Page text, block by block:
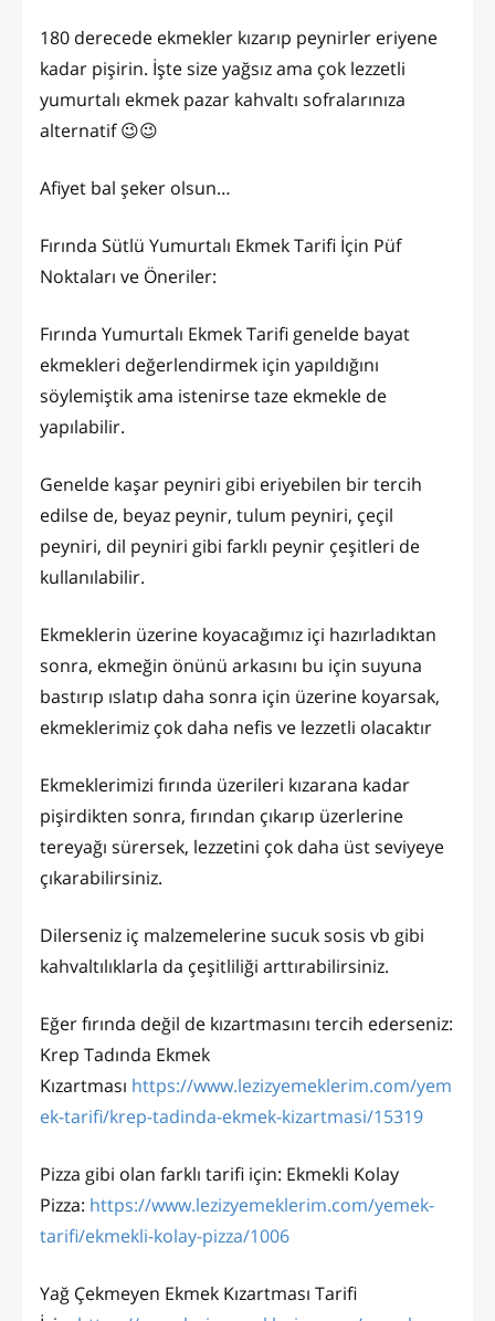
180 derecede ekmekler kızarıp peynirler eriyene
kadar pişirin. İşte size yağsız ama çok lezzetli
yumurtalı ekmek pazar kahvaltı sofralarınıza
alternatif 😉😉
Afiyet bal şeker olsun…
Fırında Sütlü Yumurtalı Ekmek Tarifi İçin Püf
Noktaları ve Öneriler:
Fırında Yumurtalı Ekmek Tarifi genelde bayat
ekmekleri değerlendirmek için yapıldığını
söylemiştik ama istenirse taze ekmekle de
yapılabilir.
Genelde kaşar peyniri gibi eriyebilen bir tercih
edilse de, beyaz peynir, tulum peyniri, çeçil
peyniri, dil peyniri gibi farklı peynir çeşitleri de
kullanılabilir.
Ekmeklerin üzerine koyacağımız içi hazırladıktan
sonra, ekmeğin önünü arkasını bu için suyuna
bastırıp ıslatıp daha sonra için üzerine koyarsak,
ekmeklerimiz çok daha nefis ve lezzetli olacaktır
Ekmeklerimizi fırında üzerileri kızarana kadar
pişirdikten sonra, fırından çıkarıp üzerlerine
tereyağı sürersek, lezzetini çok daha üst seviyeye
çıkarabilirsiniz.
Dilerseniz iç malzemelerine sucuk sosis vb gibi
kahvaltılıklarla da çeşitliliği arttırabilirsiniz.
Eğer fırında değil de kızartmasını tercih ederseniz:
Krep Tadında Ekmek
Kızartması https://www.lezizyemeklerim.com/yem
ek-tarifi/krep-tadinda-ekmek-kizartmasi/15319
Pizza gibi olan farklı tarifi için: Ekmekli Kolay
Pizza: https://www.lezizyemeklerim.com/yemek-
tarifi/ekmekli-kolay-pizza/1006
Yağ Çekmeyen Ekmek Kızartması Tarifi